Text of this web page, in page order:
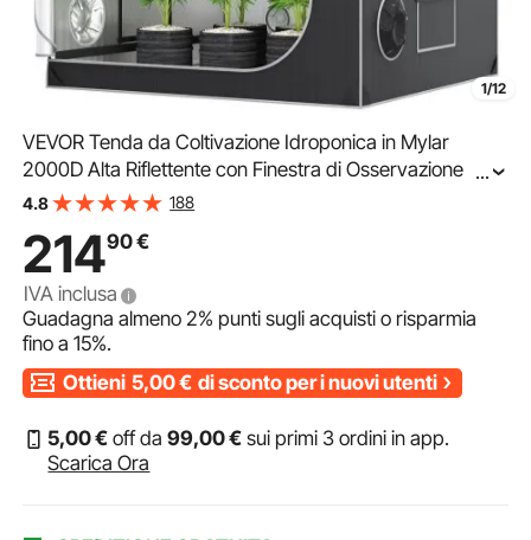
1/12
VEVOR Tenda da Coltivazione Idroponica in Mylar
2000D Alta Riflettente con Finestra di Osservazione
152x152x203 cm, Borsa degli Attrezzi e Vassoio da
...
4.8 188
21490€
IVA inclusa
Guadagna almeno2% punti sugli acquisti o risparmia
fino a15%.
Ottieni 5,00€ di sconto per i nuovi utenti
5,00€ off da99,00€ sui primi 3 ordini in app.
Scarica Ora